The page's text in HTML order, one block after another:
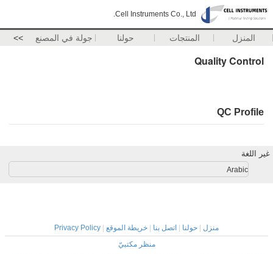
Cell Instruments Co., Ltd.
المنزل المنتجات حولنا جولة في المصنع >>
Quality Control
QC Profile
غير اللغة
Arabic
منزل حولنا اتصل بنا خريطة الموقع
Privacy Policy
منظر مكتبيّ